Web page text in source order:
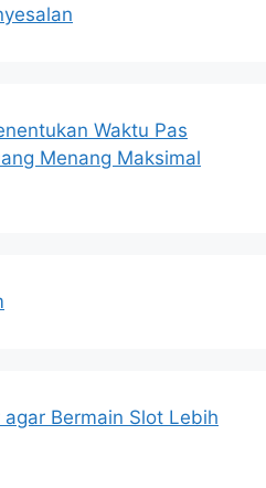
Waktu Pas
Menang Maksimal
Bermain Slot Lebih